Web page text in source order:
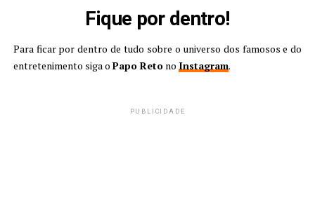
Fique por dentro!
Para ficar por dentro de tudo sobre o universo dos famosos e do
entretenimento siga o Papo Retono Instagram.
PUBLICIDADE